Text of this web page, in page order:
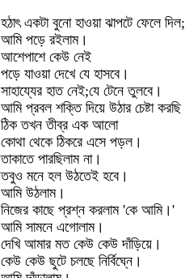
হঠাৎ একটা বুনো হাওয়া ঝাপটে ফেলে দিল;
আমি পড়ে রইলাম।
আশেপাশে কেউ নেই
পড়ে যাওয়া দেখে যে হাসবে।
সাহায্যের হাত নেই;যে টেনে তুলবে।
আমি প্রবল শক্তি দিয়ে উঠার চেষ্টা করছি
ঠিক তখন তীব্র এক আলো
কোথা থেকে ঠিকরে এসে পড়ল।
তাকাতে পারছিলাম না।
তবুও মনে হল উঠতেই হবে।
আমি উঠলাম।
নিজের কাছে প্রশ্ন করলাম 'কে আমি।'
আমি সামনে এগোলাম।
দেখি আমার মত কেউ কেউ দাঁড়িয়ে।
কেউ কেউ ছুটে চলছে নির্বিঘ্নে।